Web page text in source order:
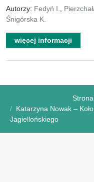
Autorzy: Fedyń I.
Śnigórska K.
więcej informacji
Strona
Katarzyna Nowak –
Jagiellońskiego